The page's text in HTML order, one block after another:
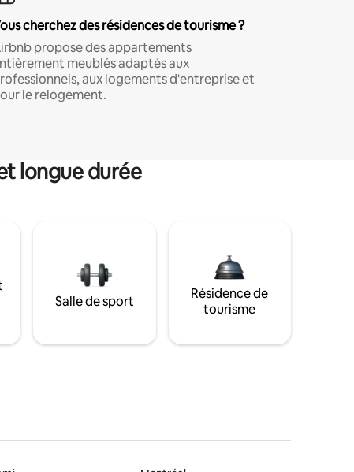
cherchez des résidences de tourisme ?
propose des appartements
meublés adaptés aux
aux logements d'entreprise et
le relogement.
longue durée
Salle de sport
Résidence de
tourisme